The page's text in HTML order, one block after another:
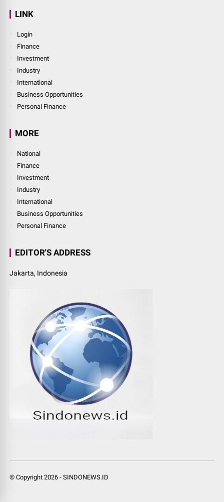
LINK
Login
Finance
Investment
Industry
International
Business Opportunities
Personal Finance
MORE
National
Finance
Investment
Industry
International
Business Opportunities
Personal Finance
EDITOR'S ADDRESS
Jakarta, Indonesia
© Copyright2026 -SINDONEWS.ID